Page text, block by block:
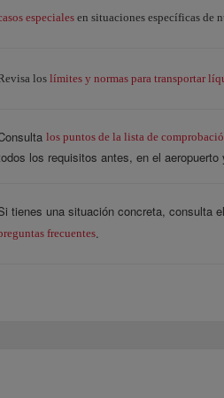
especiales en situaciones específicas de
loslímites y normas para transportar
los puntos de la lista de
los requisitos antes, en el aeropuerto
tienes una situación concreta, consulta
frecuentes.